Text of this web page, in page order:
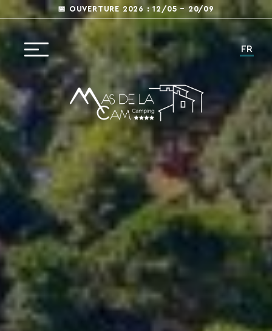
📅 OUVERTURE 2026 : 12/05 – 20/09
FR